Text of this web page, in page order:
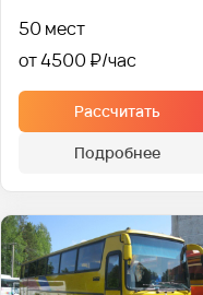
50 мест
от 4500 ₽
Рассчитать
Подробнее